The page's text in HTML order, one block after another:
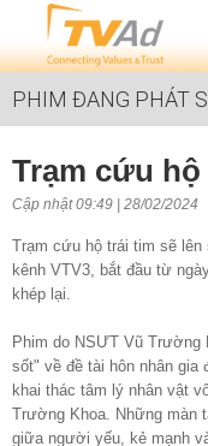
PHIM ĐANG PHÁT
Trạm cứu
Cập nhật 09:49 | 28/02/2024
Trạm cứu hộ trái tim sẽ lên
kênh VTV3, bắt đầu từ
khép lại.
Phim do NSƯT Vũ Trường
sốt" về đề tài hôn nhân gia
khai thác tâm lý nhân vật
Trường Khoa. Những màn
giữa người yếu, kẻ mạnh